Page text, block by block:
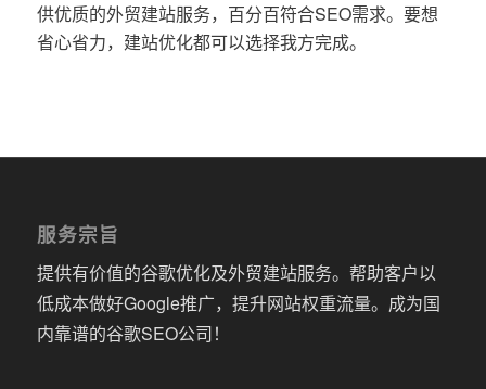
供优质的外贸建站服务，百分百符合SEO需求。要想
省心省力，建站优化都可以选择我方完成。
服务宗旨
提供有价值的谷歌优化及外贸建站服务。帮助客户以
低成本做好Google推广，提升网站权重流量。成为国
内靠谱的谷歌SEO公司！